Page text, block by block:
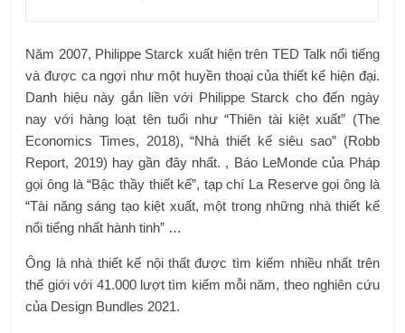
Năm 2007, Philippe Starck xuất hiện trên TED Talk nổi tiếng
và được ca ngợi như một huyền thoại của thiết kế hiện đại.
Danh hiệu này gắn liền với Philippe Starck cho đến ngày
nay với hàng loạt tên tuổi như “Thiên tài kiệt xuất” (The
Economics Times, 2018), “Nhà thiết kế siêu sao” (Robb
Report, 2019) hay gần đây nhất. , Báo LeMonde của Pháp
gọi ông là “Bậc thầy thiết kế”, tạp chí La Reserve gọi ông là
“Tài năng sáng tạo kiệt xuất, một trong những nhà thiết kế
nổi tiếng nhất hành tinh” …
Ông là nhà thiết kế nội thất được tìm kiếm nhiều nhất trên
thế giới với 41.000 lượt tìm kiếm mỗi năm, theo nghiên cứu
của Design Bundles 2021.